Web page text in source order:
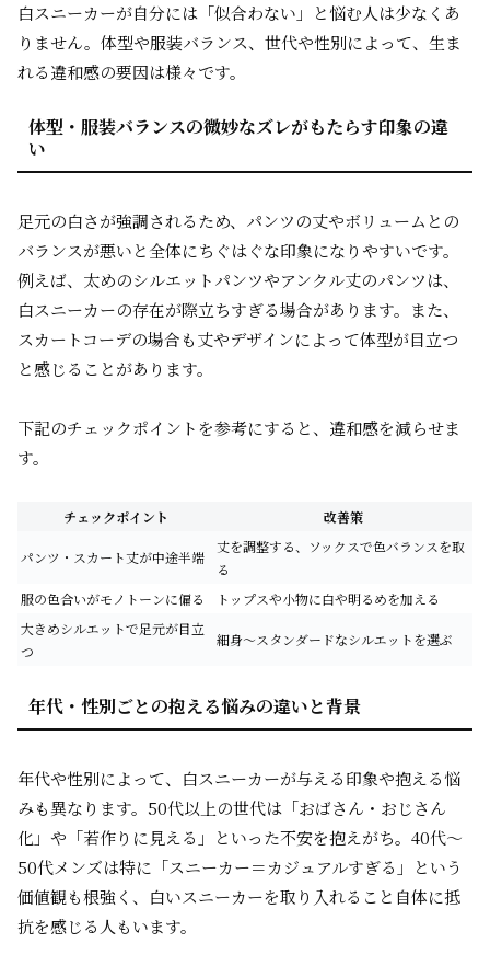
白スニーカーが自分には「似合わない」と悩む人は少なくあ
りません。体型や服装バランス、世代や性別によって、生ま
れる違和感の要因は様々です。
体型・服装バランスの微妙なズレがもたらす印象の違
い
足元の白さが強調されるため、パンツの丈やボリュームとの
バランスが悪いと全体にちぐはぐな印象になりやすいです。
例えば、太めのシルエットパンツやアンクル丈のパンツは、
白スニーカーの存在が際立ちすぎる場合があります。また、
スカートコーデの場合も丈やデザインによって体型が目立つ
と感じることがあります。
下記のチェックポイントを参考にすると、違和感を減らせま
す。
チェックポイント 改善策
パンツ・スカート丈が中途半端
丈を調整する、ソックスで色バランスを取
る
服の色合いがモノトーンに偏る
トップスや小物に白や明るめを加える
大きめシルエットで足元が目立
つ
細身～スタンダードなシルエットを選ぶ
年代・性別ごとの抱える悩みの違いと背景
年代や性別によって、白スニーカーが与える印象や抱える悩
みも異なります。50代以上の世代は「おばさん・おじさん
化」や「若作りに見える」といった不安を抱えがち。40代～
50代メンズは特に「スニーカー＝カジュアルすぎる」という
価値観も根強く、白いスニーカーを取り入れること自体に抵
抗を感じる人もいます。